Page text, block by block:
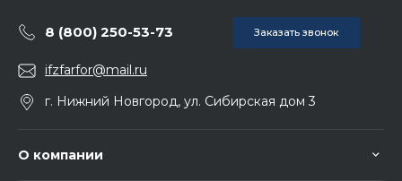
8 (800) 250-53-73 Заказать звонок
ifzfarfor@mail.ru
г. Нижний Новгород, ул. Сибирская дом 3
О компании